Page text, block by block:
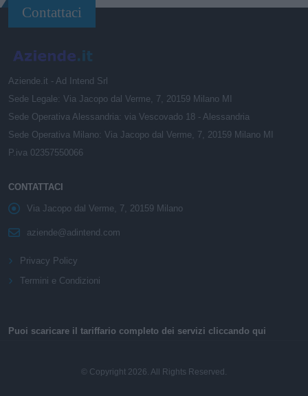
Contattaci
Aziende.it - Ad Intend Srl
Sede Legale: Via Jacopo dal Verme, 7, 20159 Milano MI
Sede Operativa Alessandria: via Vescovado 18 - Alessandria
Sede Operativa Milano: Via Jacopo dal Verme, 7, 20159 Milano MI
P.iva 02357550066
CONTATTACI
Via Jacopo dal Verme, 7, 20159 Milano
aziende@adintend.com
Privacy Policy
Termini e Condizioni
Puoi scaricare il tariffario completo dei servizi cliccando qui
© Copyright 2026. All Rights Reserved.